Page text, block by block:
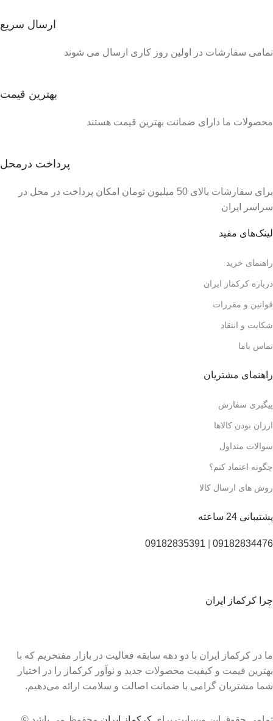
ارسال سریع
تمامی سفارشات در اولین روز کاری ارسال می شوند
بهترین قیمت
محصولات ما دارای ضمانت بهترین قیمت هستند
پرداخت درمحل
برای سفارشات بالای 50 میلیون تومان امکان پرداخت در محل در
سراسر ایران
لینک‌های مفید
راهنمای خرید
درباره کرکماز ایران
قوانین و مقررات
شکایت و انتقاد
تماس باما
راهنمای مشتریان
پیگیری سفارش
ارزان بودن کالاها
سوالات متداول
چگونه اعتماد کنم؟
روش های ارسال کالا
پشتیبانی 24 ساعته
09182834476
09182835391
چرا کرکماز ایران
ما در کرکماز ایران با دو دهه سابقه فعالیت در بازار مفتخریم که با
بهترین قیمت و کیفیت محصولات جدید و نوآور کرکماز را در اختیار
شما مشتریان گرامی با ضمانت اصالت و سلامت ارائه می‌دهیم.